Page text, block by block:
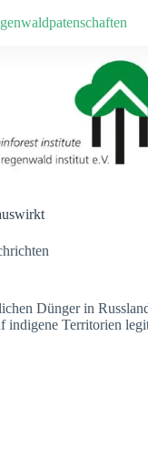
Dünger in
indigene Territorien